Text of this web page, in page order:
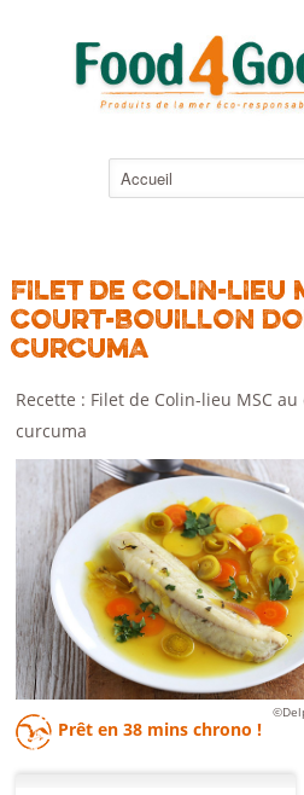
FILET DE COLIN-LIEU
COURT-BOUILLON
CURCUMA
Recette : Filet de Colin-lieu MSC
curcuma
Prêt en38 mins chrono !